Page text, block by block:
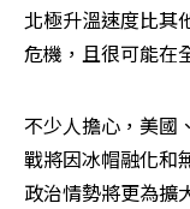
北極升溫速度比其
危機，且很可能在
不少人擔心，美國
戰將因冰帽融化和
政治情勢將更為擴